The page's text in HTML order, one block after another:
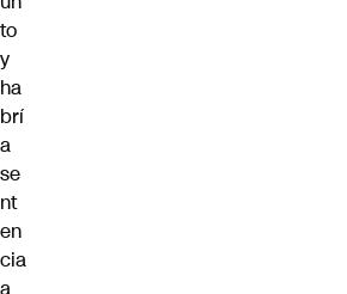
to
y
ha
brí
a
se
nt
en
cia
a